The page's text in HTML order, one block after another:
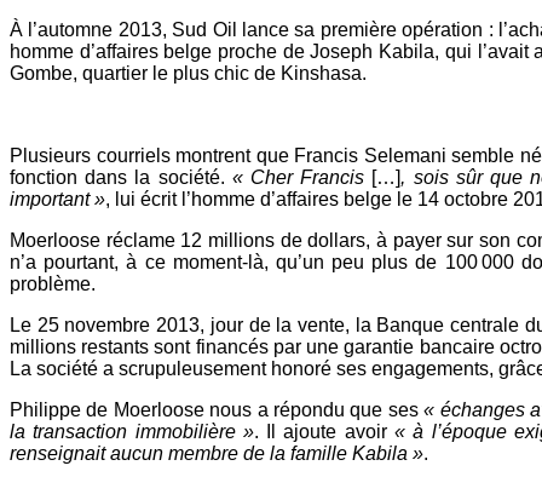
À l’automne 2013, Sud Oil lance sa première opération :
homme d’affaires belge proche de Joseph Kabila, qui
Gombe, quartier le plus chic de Kinshasa.
Plusieurs courriels montrent que Francis Selemani semble
fonction dans la société. « Cher Francis […], sois sûr que
important », lui écrit l’homme d’affaires belge le 14 octobre
Moerloose réclame 12 millions de dollars, à payer sur son
n’a pourtant, à ce moment-là, qu’un peu plus de 100 000
problème.
Le 25 novembre 2013, jour de la vente, la Banque centrale
millions restants sont financés par une garantie bancaire
La société a scrupuleusement honoré ses engagements,
Philippe de Moerloose nous a répondu que ses« échanges
la transaction immobilière ». Il ajoute avoir« à l’époque
renseignait aucun membre de la famille Kabila ».